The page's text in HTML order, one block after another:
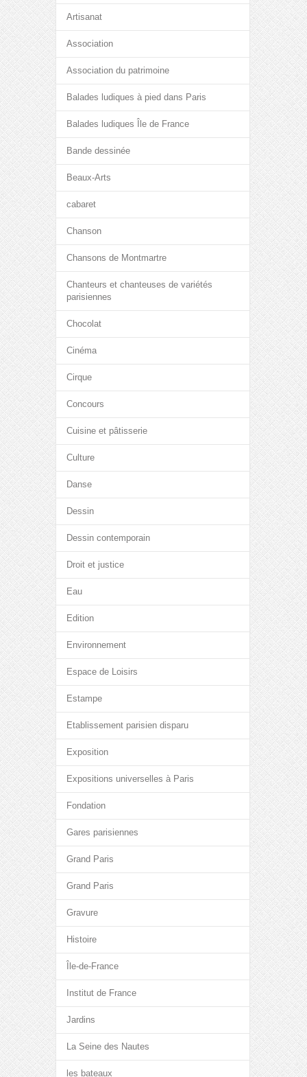
Artisanat
Association
Association du patrimoine
Balades ludiques à pied dans Paris
Balades ludiques Île de France
Bande dessinée
Beaux-Arts
cabaret
Chanson
Chansons de Montmartre
Chanteurs et chanteuses de variétés
parisiennes
Chocolat
Cinéma
Cirque
Concours
Cuisine et pâtisserie
Culture
Danse
Dessin
Dessin contemporain
Droit et justice
Eau
Edition
Environnement
Espace de Loisirs
Estampe
Etablissement parisien disparu
Exposition
Expositions universelles à Paris
Fondation
Gares parisiennes
Grand Paris
Grand Paris
Gravure
Histoire
Île-de-France
Institut de France
Jardins
La Seine des Nautes
les bateaux